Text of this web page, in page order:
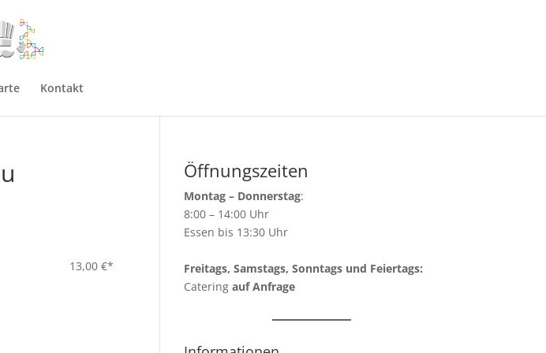
Kontakt
13,00 €*
Öffnungszeiten
Montag – Donnerstag:
8:00 – 14:00 Uhr
Essen bis 13:30 Uhr
Freitags, Samstags, Sonntags und Feiertags:
Catering auf Anfrage